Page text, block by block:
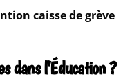
caisse de grève
dans l’Éducation ?